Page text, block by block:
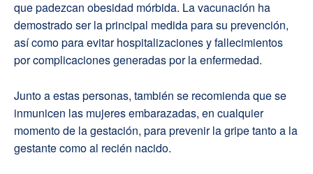
que padezcan obesidad mórbida. La vacunación ha
demostrado ser la principal medida para su prevención,
así como para evitar hospitalizaciones y fallecimientos
por complicaciones generadas por la enfermedad.
Junto a estas personas, también se recomienda que se
inmunicen las mujeres embarazadas, en cualquier
momento de la gestación, para prevenir la gripe tanto a la
gestante como al recién nacido.